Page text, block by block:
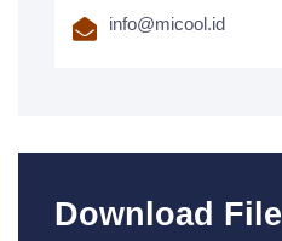
info@micool.id
Download File